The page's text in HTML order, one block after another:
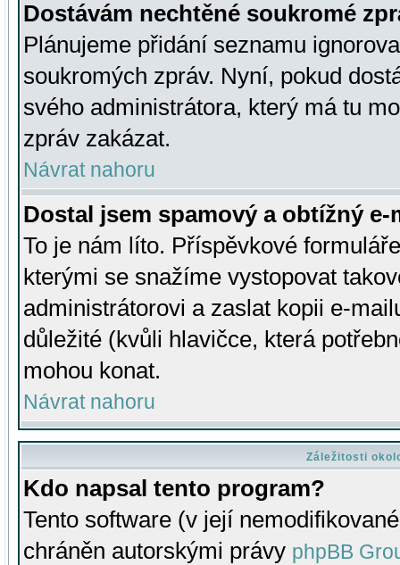
Dostávám nechtěné soukromé
Plánujeme přidání seznamu
soukromých zpráv. Nyní, pokud
svého administrátora, který má tu
zpráv zakázat.
Návrat nahoru
Dostal jsem spamový a obtížný
To je nám líto. Příspěvkové
kterými se snažíme vystopovat
administrátorovi a zaslat kopii e-
důležité (kvůli hlavičce, která
mohou konat.
Návrat nahoru
Záležitosti
Kdo napsal tento program?
Tento software (v její
chráněn autorskými právy phpBB